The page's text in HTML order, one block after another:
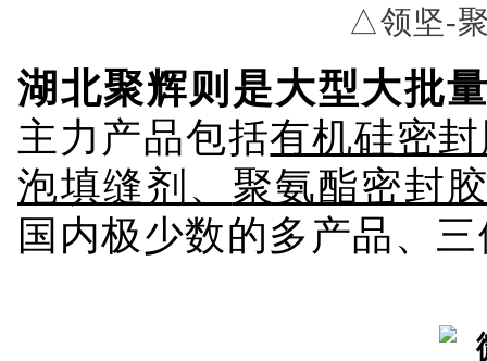
湖北聚辉则是大型大批
主力产品包括有机硅密
泡填缝剂、聚氨酯密封
国内极少数的多产品、